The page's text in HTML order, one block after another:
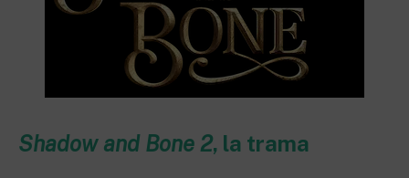
Shadow and Bone 2, la trama